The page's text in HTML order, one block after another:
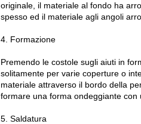
originale, il materiale al fondo ha
spesso ed il materiale agli angoli
4. Formazione
Premendo le costole sugli aiuti in
solitamente per varie coperture o
materiale attraverso il bordo della
formare una forma ondeggiante con
5. Saldatura